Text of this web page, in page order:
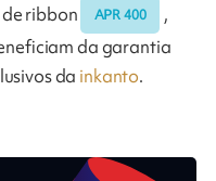
ribbon
APR 400
,
da garantia
da inkanto.